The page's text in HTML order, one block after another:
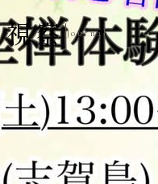
察Journal